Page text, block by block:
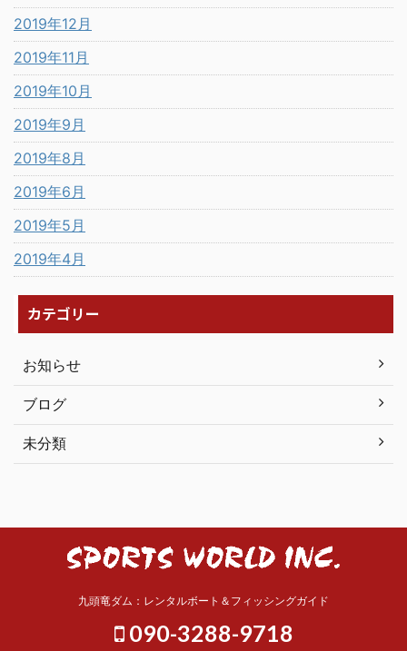
2019年12月
2019年11月
2019年10月
2019年9月
2019年8月
2019年6月
2019年5月
2019年4月
カテゴリー
お知らせ
ブログ
未分類
九頭竜ダム：レンタルボート＆フィッシングガイド
090-3288-9718